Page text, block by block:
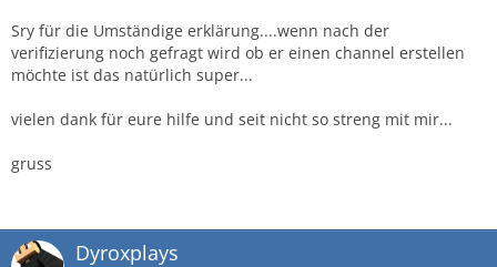
Sry für die Umständige erklärung....wenn nach der
verifizierung noch gefragt wird ob er einen channel erstellen
möchte ist das natürlich super...
vielen dank für eure hilfe und seit nicht so streng mit mir...
gruss
Dyroxplays